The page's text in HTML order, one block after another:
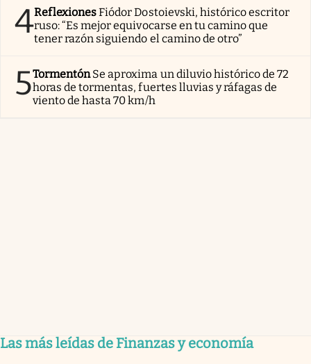
4ReflexionesFiódor Dostoievski, histórico escritor
ruso: “Es mejor equivocarse en tu camino que
tener razón siguiendo el camino de otro”
5TormentónSe aproxima un diluvio histórico de 72
horas de tormentas, fuertes lluvias y ráfagas de
viento de hasta 70 km/h
Las más leídas de Finanzas y economía